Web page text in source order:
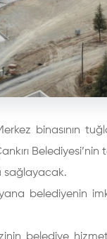
binasının
Belediyesi’nin
sağlayacak.
belediyenin